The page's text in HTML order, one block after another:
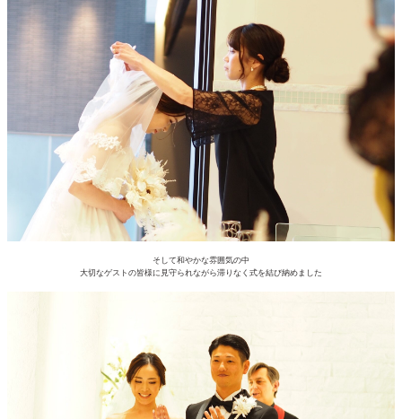
そして和やかな雰囲気の中
大切なゲストの皆様に見守られながら滞りなく式を結び納めました